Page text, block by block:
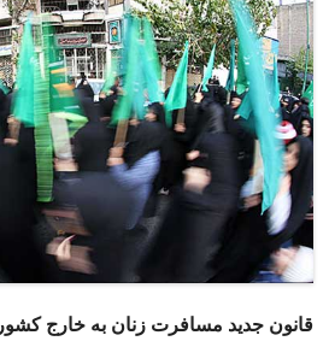
قانون جدید مسافرت زنان به خارج کشور